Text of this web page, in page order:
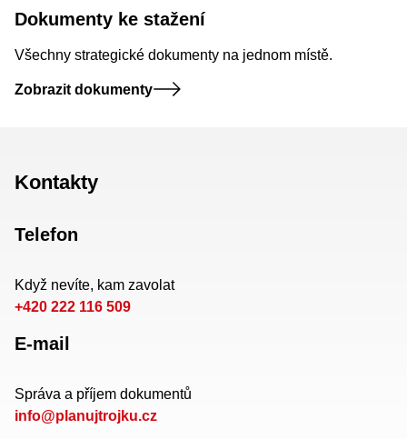
Dokumenty ke stažení
Všechny strategické dokumenty na jednom místě.
Zobrazit dokumenty
Kontakty
Telefon
Když nevíte, kam zavolat
+420 222 116 509
E-mail
Správa a příjem dokumentů
info@planujtrojku.cz